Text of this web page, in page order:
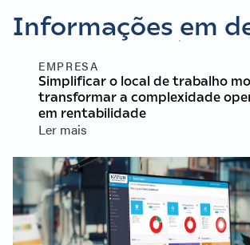
Informações em
EMPRESA
Simplificar o local de trabalho
transformar a complexidade
em rentabilidade
Ler mais